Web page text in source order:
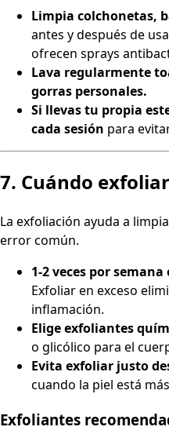
Limpia colchonetas,
antes y después de
ofrecen sprays
Lava regularmente
gorras personales.
Si llevas tu propia
cada sesión para
7. Cuándo
La exfoliación ayuda a
error común.
1-2 veces por
Exfoliar en exceso
inflamación.
Elige exfoliantes
o glicólico para el
Evita exfoliar justo
cuando la piel está
Exfoliantes